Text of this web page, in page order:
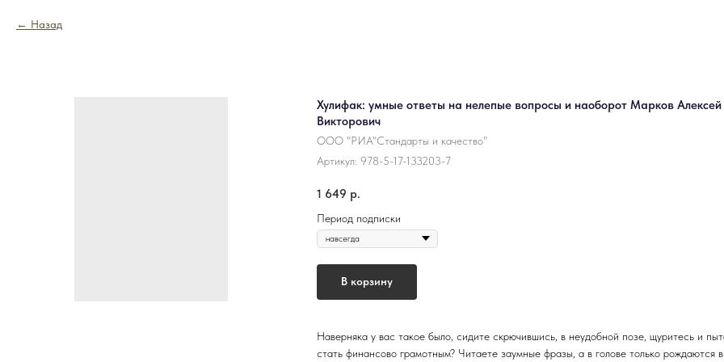
Назад
Хулифак: умные ответы на нелепые вопросы и наоборот Марков Алексей
Викторович
ООО "РИА"Стандарты и качество"
Артикул: 978-5-17-133203-7
1 649 р.
Период подписки
В корзину
Наверняка у вас такое было, сидите скрючившись, в неудобной позе, щуритесь и
стать финансово грамотным? Читаете заумные фразы, а в голове только рождаются